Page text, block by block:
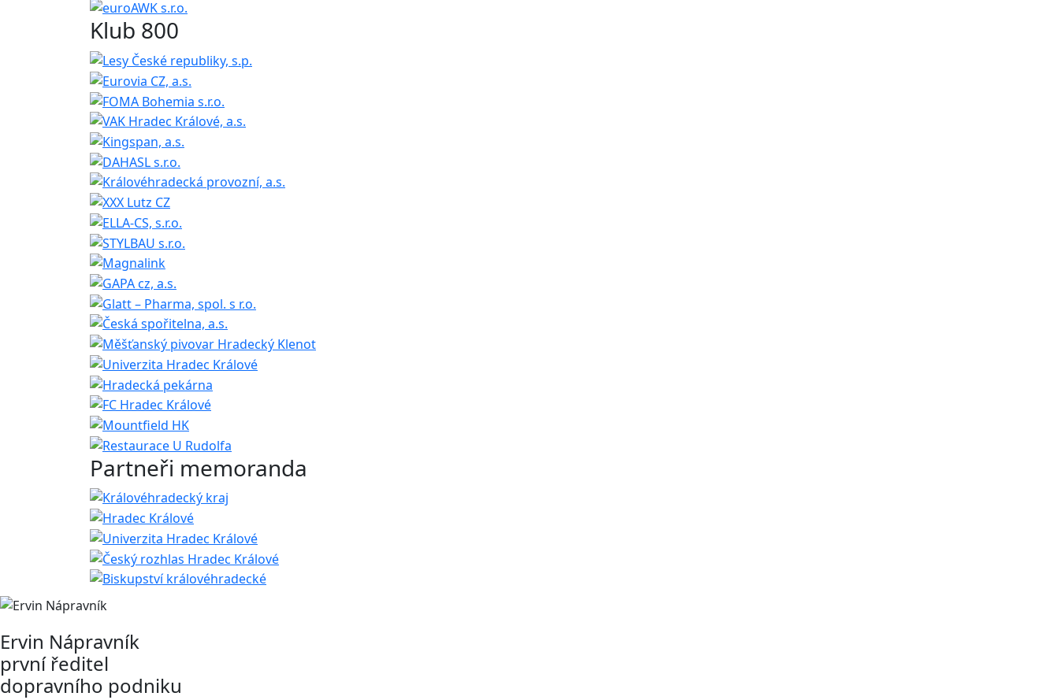
Klub 800
Partneři memoranda
Ervin Nápravník
první ředitel
dopravního podniku